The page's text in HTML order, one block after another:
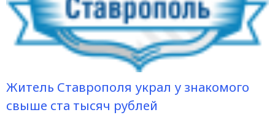
Житель Ставрополя украл у знакомого
свыше ста тысяч рублей